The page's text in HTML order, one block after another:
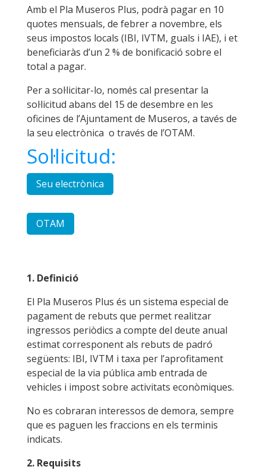
Amb el Pla Museros Plus, podrà pagar en 10
quotes mensuals, de febrer a novembre, els
seus impostos locals (IBI, IVTM, guals i IAE), i et
beneficiaràs d’un 2 % de bonificació sobre el
total a pagar.
Per a sol·licitar-lo, només cal presentar la
sol·licitud abans del 15 de desembre en les
oficines de l’Ajuntament de Museros, a tavés de
la seu electrònica o través de l’OTAM.
Sol·licitud:
Seu electrònica
OTAM
1. Definició
El Pla Museros Plus és un sistema especial de
pagament de rebuts que permet realitzar
ingressos periòdics a compte del deute anual
estimat corresponent als rebuts de padró
següents: IBI, IVTM i taxa per l’aprofitament
especial de la via pública amb entrada de
vehicles i impost sobre activitats econòmiques.
No es cobraran interessos de demora, sempre
que es paguen les fraccions en els terminis
indicats.
2. Requisits